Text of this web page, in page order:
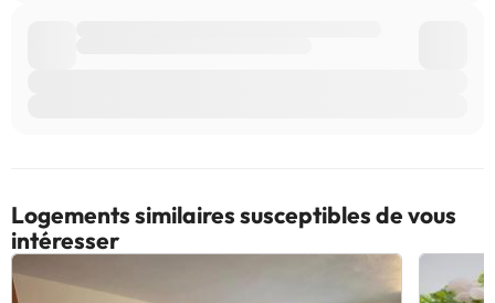
Logements similaires susceptibles de vous
intéresser